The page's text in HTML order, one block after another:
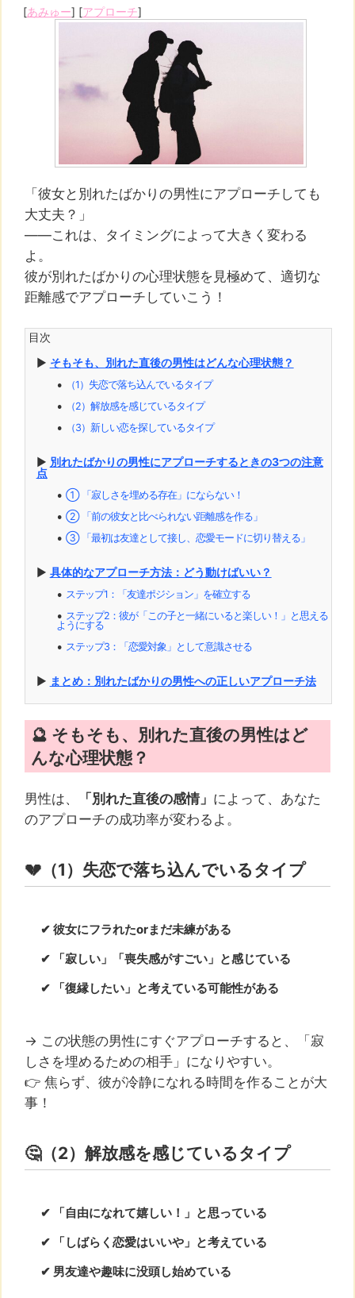
[あみゅー] [アプローチ]
「彼女と別れたばかりの男性にアプローチしても
大丈夫？」
――これは、タイミングによって大きく変わる
よ。
彼が別れたばかりの心理状態を見極めて、適切な
距離感でアプローチしていこう！
目次
▶︎ そもそも、別れた直後の男性はどんな心理状態？
⚫︎ （1）失恋で落ち込んでいるタイプ
⚫︎ （2）解放感を感じているタイプ
⚫︎ （3）新しい恋を探しているタイプ
▶︎ 別れたばかりの男性にアプローチするときの3つの注意
点
⚫︎ ① 「寂しさを埋める存在」にならない！
⚫︎ ② 「前の彼女と比べられない距離感を作る」
⚫︎ ③ 「最初は友達として接し、恋愛モードに切り替える」
▶︎ 具体的なアプローチ方法：どう動けばいい？
⚫︎ ステップ1：「友達ポジション」を確立する
⚫︎ ステップ2：彼が「この子と一緒にいると楽しい！」と思える
ようにする
⚫︎ ステップ3：「恋愛対象」として意識させる
▶︎ まとめ：別れたばかりの男性への正しいアプローチ法
🔮 そもそも、別れた直後の男性はど
んな心理状態？
男性は、 「別れた直後の感情」 によって、あなた
のアプローチの成功率が変わるよ。
💔（1）失恋で落ち込んでいるタイプ
✔ 彼女にフラれたorまだ未練がある
✔ 「寂しい」「喪失感がすごい」と感じている
✔ 「復縁したい」と考えている可能性がある
→ この状態の男性にすぐアプローチすると、「寂
しさを埋めるための相手」になりやすい。
👉 焦らず、彼が冷静になれる時間を作ることが大
事！
🤔（2）解放感を感じているタイプ
✔ 「自由になれて嬉しい！」と思っている
✔ 「しばらく恋愛はいいや」と考えている
✔ 男友達や趣味に没頭し始めている